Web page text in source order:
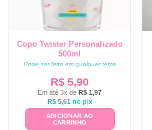
Copo Twister Personalizado
500ml
Pode ser feito em qualquer tema
R$ 5,90
Em até 3x de R$ 1,97
R$5,61 no pix
ADICIONAR AO
CARRINHO